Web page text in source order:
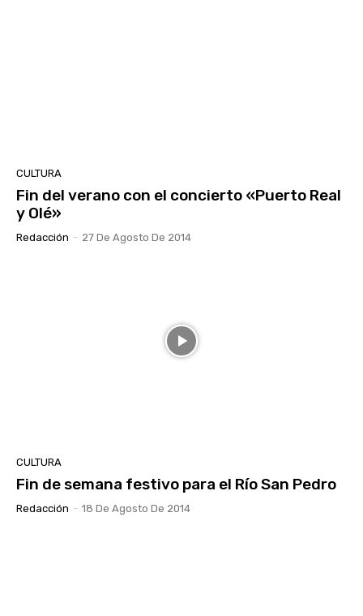
CULTURA
Fin del verano con el concierto «Puerto Real
y Olé»
Redacción - 27 De Agosto De 2014
CULTURA
Fin de semana festivo para el Río San Pedro
Redacción - 18 De Agosto De 2014